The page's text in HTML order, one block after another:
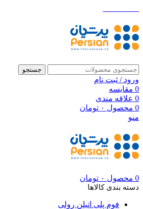
Hacklink panel
Backlink paketleri
Hacklink
Hacklink
Hacklink
Hacklink
Hacklink panel
Hacklink panel
Hacklink panel
جستجو
ورود / ثبت نام
0 مقایسه
0 علاقه مندی
0 محصول ۰ تومان
منو
0 محصول ۰ تومان
دسته بندی کالاها
فوم پلی اتیلن رولی